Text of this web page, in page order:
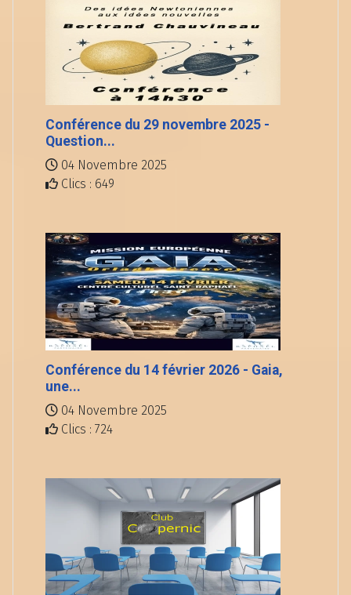
Conférence du 29 novembre 2025 -
Question...
04 Novembre 2025
Clics : 649
Conférence du 14 février 2026 - Gaia,
une...
04 Novembre 2025
Clics : 724